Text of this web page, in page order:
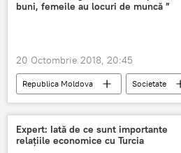
Cezar Salagor
homosexuali
buni, femeile au locuri de muncă ”
20 Octombrie 2018, 20:45
Republica Moldova
Societate
Podcasturi
Podcasturi
Buliga Valentina
Parlamentul Republicii Moldova
Expert: Iată de ce sunt importante
relațiile economice cu Turcia